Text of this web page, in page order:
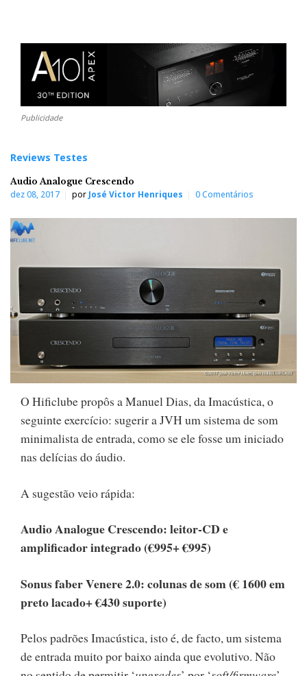
Publicidade
Reviews Testes
Audio Analogue Crescendo
dez 08, 2017 por José Victor Henriques 0 Comentários
O Hificlube propôs a Manuel Dias, da Imacústica, o
seguinte exercício: sugerir a JVH um sistema de som
minimalista de entrada, como se ele fosse um iniciado
nas delícias do áudio.
A sugestão veio rápida:
Audio Analogue Crescendo: leitor-CD e
amplificador integrado (€995+ €995)
Sonus faber Venere 2.0: colunas de som (€ 1600 em
preto lacado+ €430 suporte)
Pelos padrões Imacústica, isto é, de facto, um sistema
de entrada muito por baixo ainda que evolutivo. Não